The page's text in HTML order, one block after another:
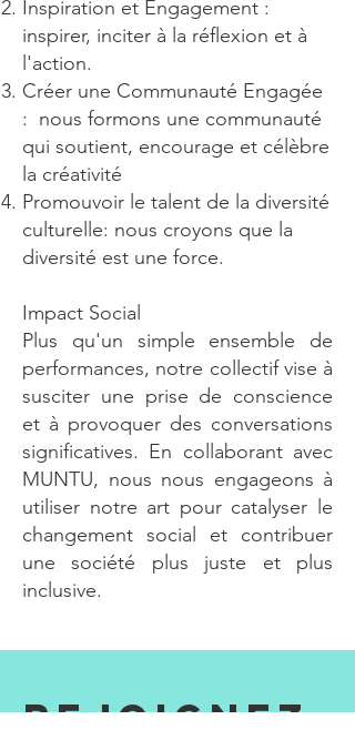
Inspiration et Engagement :
inspirer, inciter à la réflexion et à
l'action.
Créer une Communauté Engagée
: nous formons une communauté
qui soutient, encourage et célèbre
la créativité
Promouvoir le talent de la diversité
culturelle: nous croyons que la
diversité est une force.
Impact Social
Plus qu'un simple ensemble de
performances, notre collectif vise à
susciter une prise de conscience
et à provoquer des conversations
significatives. En collaborant avec
MUNTU, nous nous engageons à
utiliser notre art pour catalyser le
changement social et contribuer
une société plus juste et plus
inclusive.
Rejoignez-